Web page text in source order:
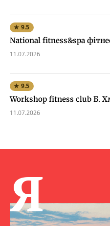
★ 9.5
National fitness&spa
11.07.2026
★ 9.5
Workshop fitness club Б.
11.07.2026
Я